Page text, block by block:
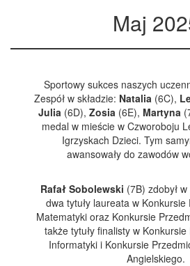
Maj
Sportowy sukces naszych
Zespół w składzie: Natalia (6C),
Julia (6D), Zosia (6E), Martyna
medal w mieście w Czworoboju
Igrzyskach Dzieci. Tym
awansowały do zawodów
Rafał Sobolewski (7B) zdobył
dwa tytuły laureata w
Matematyki oraz Konkursie
także tytuły finalisty w
Informatyki i Konkursie
Angielskiego.